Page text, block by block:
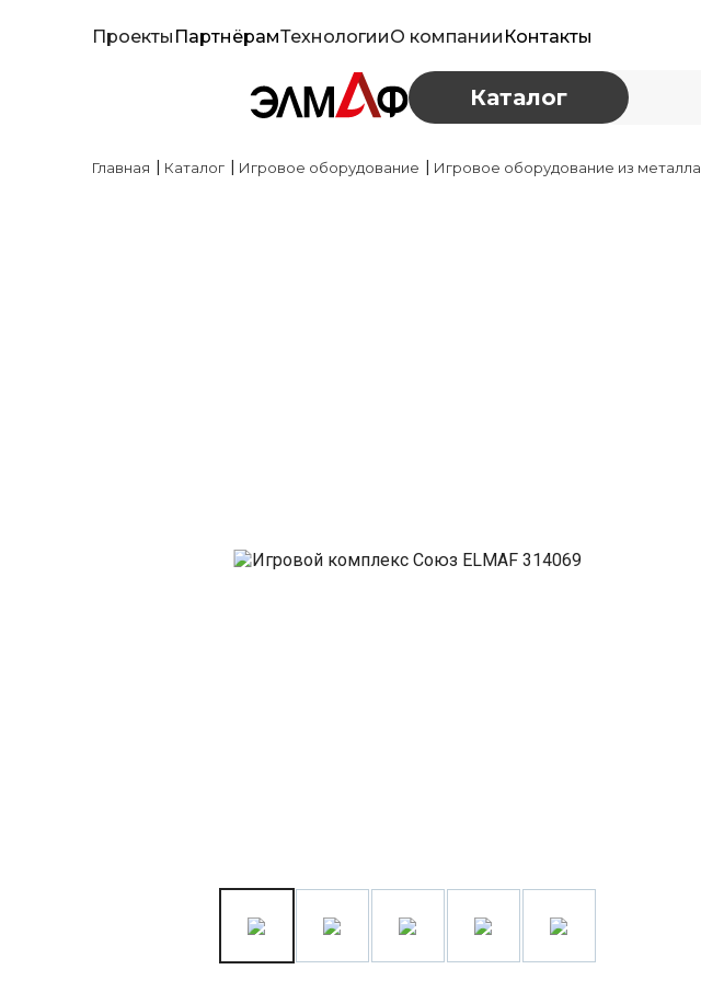
Проекты ПартнёрамТехнологииО компании Контакты
Каталог
Главная | Каталог | Игровое оборудование | Игровое оборудование из металла